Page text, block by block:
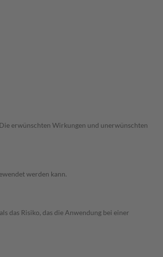
erwünschten Wirkungen und unerwünschten
werden kann.
das Risiko, das die Anwendung bei einer